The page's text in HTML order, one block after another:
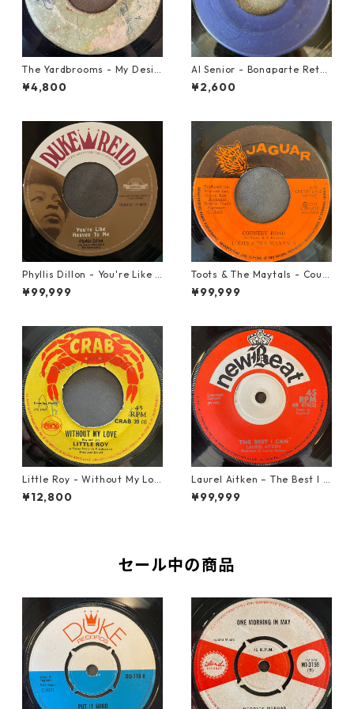
The Yardbrooms - My Desir
e【7-21922】
¥4,800
Al Senior - Bonaparte Retre
at【7-21861】
¥2,600
Phyllis Dillon - You're Like H
eaven To Me【7-21913】
¥99,999
Toots & The Maytals - Coun
try Road【7-21951】
¥99,999
Little Roy - Without My Lov
e【7-21990】
¥12,800
Laurel Aitken ‎– The Best I C
an【7-22012】
¥99,999
セール中の商品